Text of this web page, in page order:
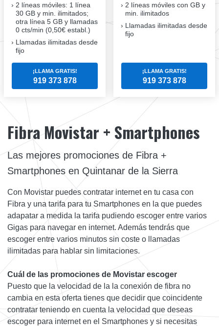
2 líneas móviles: 1 línea
30 GB y min. ilimitados;
otra línea 5 GB y llamadas
0 cts/min (0,50€ establ.)
Llamadas ilimitadas desde
fijo
¡LLAMA GRATIS!
919 373 878
2 líneas móviles con GB y
min. ilimitados
Llamadas ilimitadas desde
fijo
¡LLAMA GRATIS!
919 373 878
Fibra Movistar + Smartphones
Las mejores promociones de Fibra +
Smartphones en Quintanar de la Sierra
Con Movistar puedes contratar internet en tu casa con
Fibra y una tarifa para tu Smartphones en la que puedes
adapatar a medida la tarifa pudiendo escoger entre varios
Gigas para navegar en internet. Además tendrás que
escoger entre varios minutos sin coste o llamadas
ilimitadas para hablar sin limitaciones.
Cuál de las promociones de Movistar escoger
Puesto que la velocidad de la la conexión de fibra no
cambia en esta oferta tienes que decidir que coincidente
contratar teniendo en cuenta la velocidad que deseas
escoger para internet en el Smartphones y si necesitas